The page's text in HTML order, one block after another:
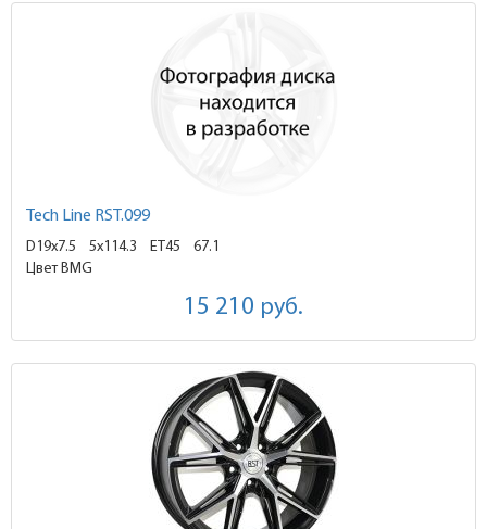
Tech Line RST.099
D19x7.5 5x114.3 ET45
67.1
Цвет BMG
15 210 руб.